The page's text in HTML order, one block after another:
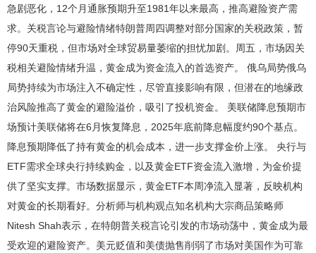
急剧恶化，12个月通胀预期升至1981年以来最高，推高避险资产需
求。关税言论与避险情绪特朗普周四调整对部分国家的关税政策，暂
停90天重税，但市场对全球贸易量萎缩的担忧加剧。周五，市场因关
税相关避险情绪升温，黄金成为资金流入的首选资产。 俄乌局势俄乌
局势持续为市场注入不确定性，尽管直接影响有限，但潜在的地缘政
治风险推高了黄金的避险溢价，吸引了投机资金。 美联储降息预期市
场预计美联储将在6月恢复降息，2025年底前降息幅度约90个基点。
降息预期降低了持有黄金的机会成本，进一步支撑金价上涨。 央行与
ETF需求全球央行持续购金，以及黄金ETF资金流入激增，为金价提
供了坚实支撑。市场数据显示，黄金ETF本周净流入显著，反映机构
对黄金的长期看好。分析师与机构观点知名机构大宗商品策略师
Nitesh Shah表示，在特朗普关税言论引发的市场动荡中，黄金成为最
受欢迎的避险资产。美元贬值和美债抛售削弱了市场对美国作为可靠